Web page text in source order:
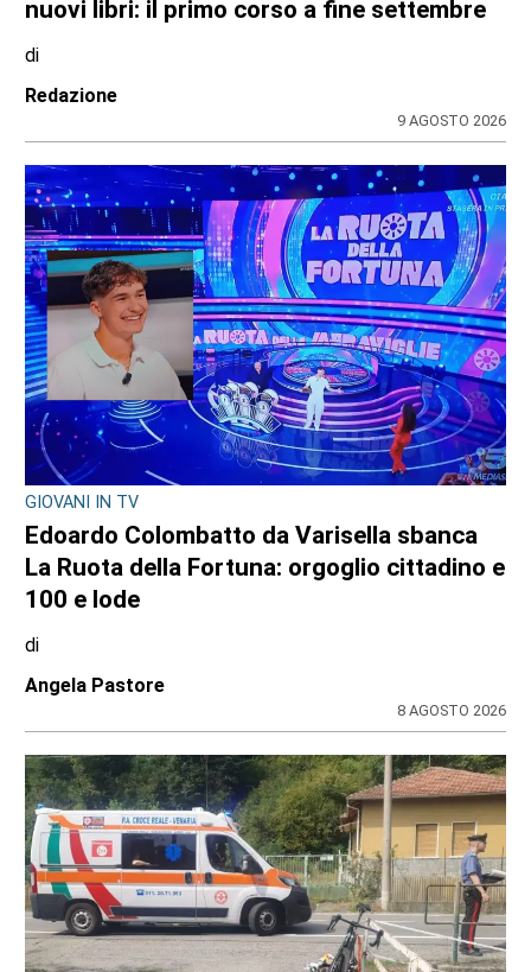
IL NOTO ATTORE
Luca Argentero sostiene Sergio:
“Ridiamogli la libertà” con un montascale
Angela Pastore
9 AGOSTO 2026
LANZO
Ciclisti travolti a Lanzo, parla l’investitore:
«Chiedo perdono, un raptus inspiegabile».
Ma le indagini scavano nel suo passato
Redazione
9 AGOSTO 2026